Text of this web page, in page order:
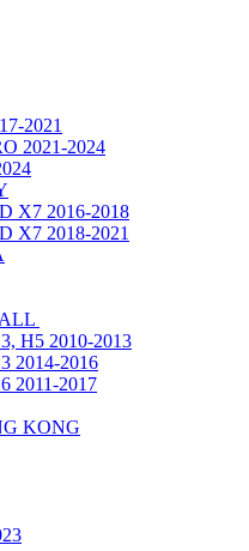
2021
2021-2024
X7 2016-2018
X7 2018-2021
H5 2010-2013
2014-2016
2011-2017
KONG